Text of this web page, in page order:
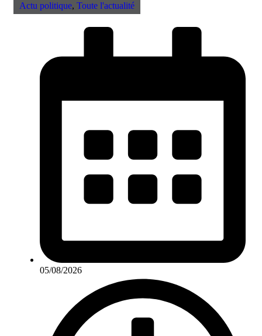
Actu politique, Toute l'actualité
05/08/2026